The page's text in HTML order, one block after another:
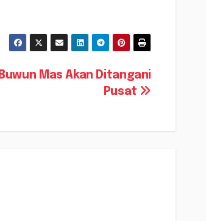
Mas Akan Ditangani
Pusat